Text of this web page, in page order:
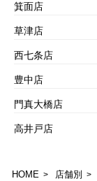
箕面店
草津店
西七条店
豊中店
門真大橋店
高井戸店
HOME > 店舗別 >